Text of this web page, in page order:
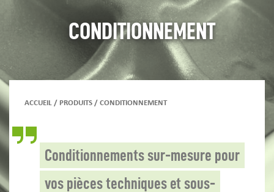
CONDITIONNEMENT
ACCUEIL / PRODUITS / CONDITIONNEMENT
Conditionnements sur-mesure pour
vos pièces techniques et sous-